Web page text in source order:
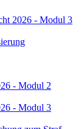
2026 - Modul 3
- Modul 2
- Modul 3